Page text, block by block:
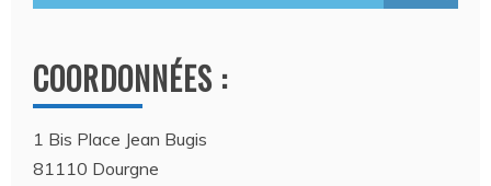
COORDONNÉES :
1 Bis Place Jean Bugis
81110 Dourgne